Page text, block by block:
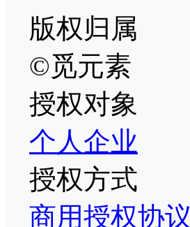
版权归属
©觅元素
授权对象
个人企业
授权方式
商用授权协议